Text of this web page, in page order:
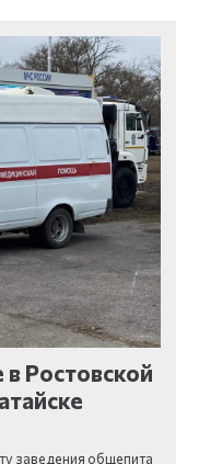
Ростовской
заведения общепита